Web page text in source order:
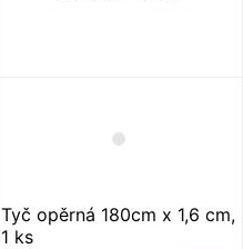
Tyč opěrná 180cm x 1,6 cm,
1 ks